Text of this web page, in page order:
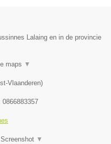
Lalaing en in de provincie
maps ▼
Vlaanderen)
0866883357
Screenshot ▼